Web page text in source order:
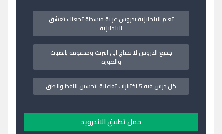
تعلم الانجليزية بدروس عربية مبسطة تجعلك تعشق
الانجليزية
جميع الدروس لا تحتاج الى انترنت ومدعومة بالصوت
والصورة
كل درس فيه 5 اختبارات تفاعلية لتحسين اللفظ والنطق
حمل تطبيق الاندرويد